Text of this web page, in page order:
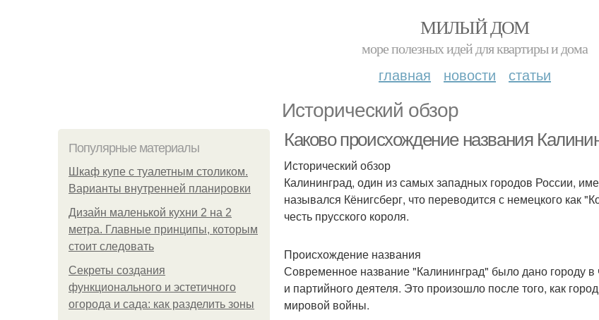
МИЛЫЙ ДОМ
море полезных идей для квартиры и дома
главная новости статьи
Исторический обзор
Популярные материалы
Шкаф купе с туалетным столиком.
Варианты внутренней планировки
Дизайн маленькой кухни 2 на 2
метра. Главные принципы, которым
стоит следовать
Секреты создания
функционального и эстетичного
огорода и сада: как разделить зоны
Каково происхождение названия
Исторический обзор
Калининград, один из самых западных городов России,
назывался Кёнигсберг, что переводится с немецкого как
честь прусского короля.
Происхождение названия
Современное название "Калининград" было дано городу в
и партийного деятеля. Это произошло после того, как
мировой войны.